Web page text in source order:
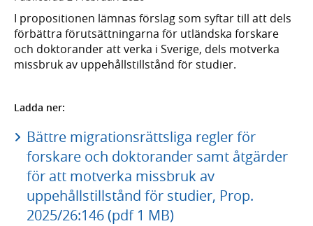
I propositionen lämnas förslag som syftar till att dels
förbättra förutsättningarna för utländska forskare
och doktorander att verka i Sverige, dels motverka
missbruk av uppehållstillstånd för studier.
Ladda ner:
Bättre migrationsrättsliga regler för
forskare och doktorander samt åtgärder
för att motverka missbruk av
uppehållstillstånd för studier, Prop.
2025/26:146 (pdf 1 MB)